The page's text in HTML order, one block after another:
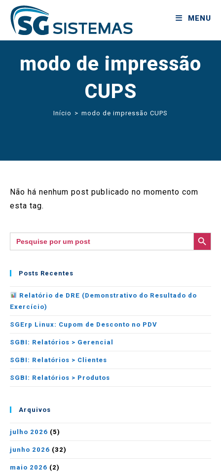
MENU
modo de impressão
CUPS
Início > modo de impressão CUPS
Não há nenhum post publicado no momento com
esta tag.
Search
for:
SEARCH BUTTON
Posts Recentes
Relatório de DRE (Demonstrativo do Resultado do
Exercício)
SGErp Linux: Cupom de Desconto no PDV
SGBI: Relatórios > Gerencial
SGBI: Relatórios > Clientes
SGBI: Relatórios > Produtos
Arquivos
julho 2026 (5)
junho 2026 (32)
maio 2026 (2)